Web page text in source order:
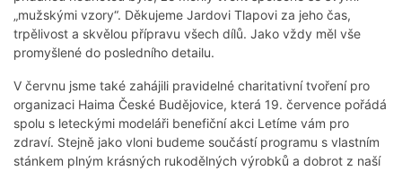
„mužskými vzory“. Děkujeme Jardovi Tlapovi za jeho čas,
trpělivost a skvělou přípravu všech dílů. Jako vždy měl vše
promyšlené do posledního detailu.
V červnu jsme také zahájili pravidelné charitativní tvoření pro
organizaci Haima České Budějovice, která 19. července pořádá
spolu s leteckými modeláři benefiční akci Letíme vám pro
zdraví. Stejně jako vloni budeme součástí programu s vlastním
stánkem plným krásných rukodělných výrobků a dobrot z naší